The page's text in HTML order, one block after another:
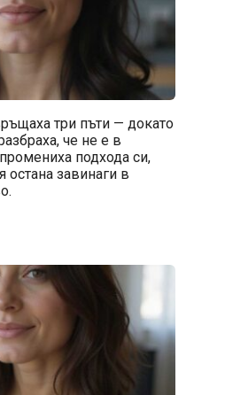
три пъти — докато
че не е в
подхода си,
остана завинаги в